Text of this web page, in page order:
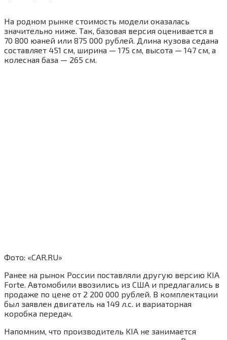
На родном рынке стоимость модели оказалась
значительно ниже. Так, базовая версия оценивается в
70 800 юаней или 875 000 рублей. Длина кузова седана
составляет 451 см, ширина — 175 см, высота — 147 см, а
колесная база — 265 см.
Фото: «CAR.RU»
Ранее на рынок России поставляли другую версию KIA
Forte. Автомобили ввозились из США и предлагались в
продаже по цене от 2 200 000 рублей. В комплектации
был заявлен двигатель на 149 л.с. и вариаторная
коробка передач.
Напомним, что производитель KIA не занимается